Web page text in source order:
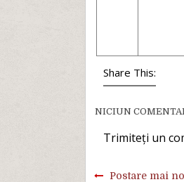
Share This:
NICIUN
Trimiteți un
Postare mai